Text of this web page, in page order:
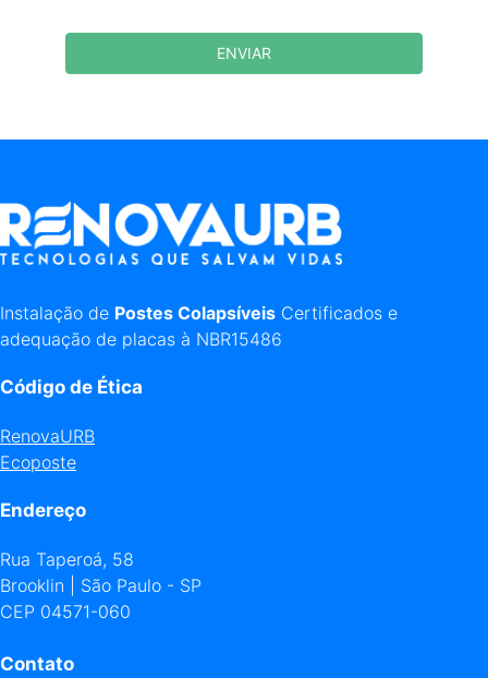
ENVIAR
Instalação de Postes Colapsíveis Certificados e
adequação de placas à NBR15486
Código de Ética
RenovaURB
Ecoposte
Endereço
Rua Taperoá, 58
Brooklin | São Paulo - SP
CEP 04571-060
Contato